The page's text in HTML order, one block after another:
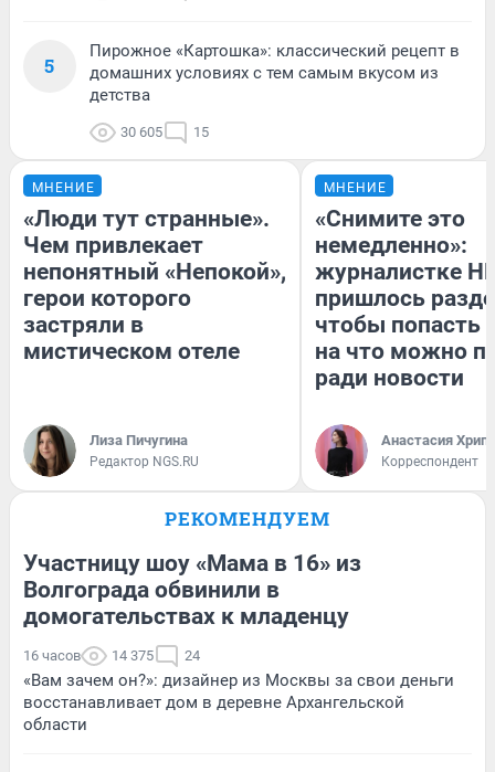
5
Пирожное «Картошка»: классический рецепт в
домашних условиях с тем самым вкусом из
детства
30 605 15
МНЕНИЕ
«Люди тут странные».
Чем привлекает
непонятный «Непокой»,
герои которого
застряли в
мистическом отеле
Лиза Пичугина
Редактор NGS.RU
МНЕНИЕ
«Снимите это
немедленно»:
журналистке
пришлось
чтобы попасть
на что можно
ради новости
Анастасия
Корреспондент
РЕКОМЕНДУЕМ
Участницу шоу «Мама в 16» из
Волгограда обвинили в
домогательствах к младенцу
16 часов 14 375 24
«Вам зачем он?»: дизайнер из Москвы за свои деньги
восстанавливает дом в деревне Архангельской
области